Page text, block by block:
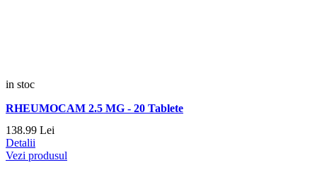
in stoc
RHEUMOCAM 2.5 MG - 20 Tablete
138.99 Lei
Detalii
Vezi produsul